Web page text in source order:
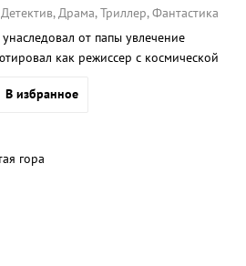
Драма, Триллер, Фантастика
от папы увлечение
как режиссер с космической
В избранное